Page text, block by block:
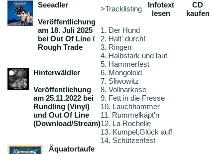
Seeadler
Veröffentlichung
am 18. Juli 2025
bei Out Of Line /
Rough Trade
Hinterwäldler
Veröffentlichung
am 25.11.2022 bei
Rundling (Vinyl)
und Out Of Line
(Download/Stream)
Äquatortaufe
>Tracklisting
Infotext
lesen
CD
kaufen
1. Der Hund
2. Halt' durch!
3. Ringen
4. Halbstark und laut
5. Hammerfest
6. Mongoloid
7. Sliwowitz
8. Vollnarkose
9. Fett in die Fresse
10. Lauchhammer
11. Rummelkäpt'n
12. La Rochelle
13. Kumpel,Glück auf!
14. Schützenfest